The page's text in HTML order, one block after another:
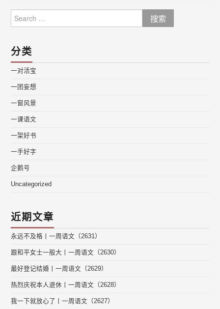
for:
分类
一对活宝
一团妄想
一窗风景
一课语文
一架好书
一手好字
企鹅号
Uncategorized
近期文章
永远不及格丨一周语文（2631）
跟和平女士一般大丨一周语文（2630）
最好登记结婚丨一周语文（2629）
热烈庆祝本人退休丨一周语文（2628）
我一下就放心了丨一周语文（2627）